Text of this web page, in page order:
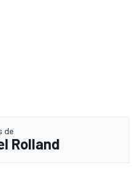
de
Rolland